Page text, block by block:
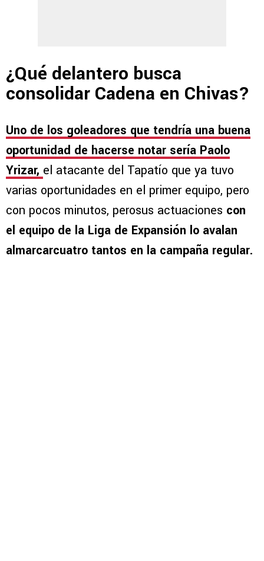
¿Qué delantero busca
consolidar Cadena en Chivas?
Uno de los goleadores que tendría una buena
oportunidad de hacerse notar sería Paolo
Yrizar, el atacante del Tapatío que ya tuvo
varias oportunidades en el primer equipo, pero
con pocos minutos, perosus actuaciones con
el equipo de la Liga de Expansión lo avalan
almarcarcuatro tantos en la campaña regular.